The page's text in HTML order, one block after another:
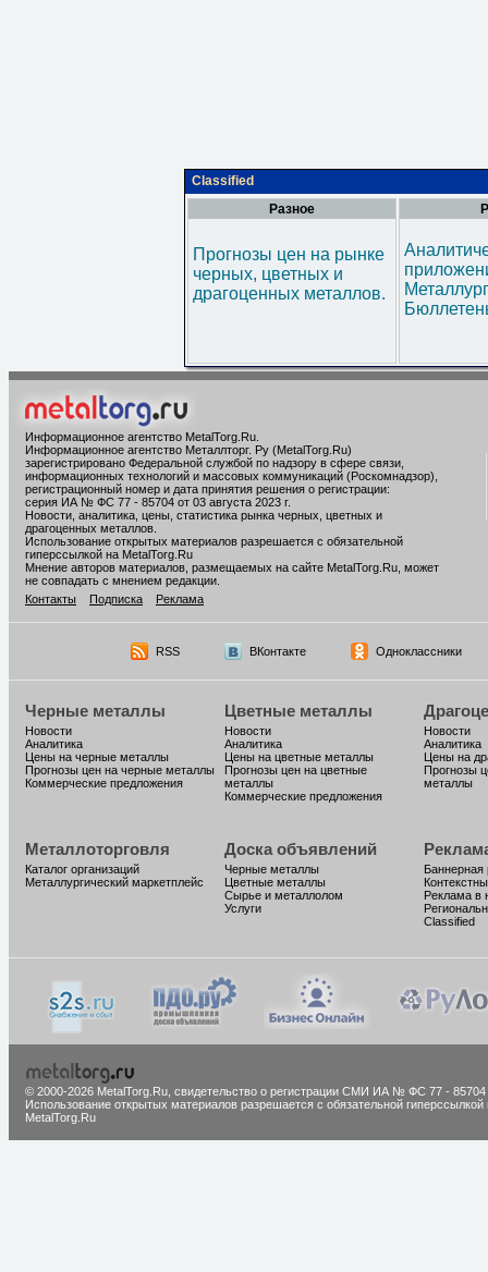
Classified
Разное
Прогнозы цен на рынке
черных, цветных и
драгоценных металлов.
Информационное агентство MetalTorg.Ru
Информационное агентство Металлторг. Ру (MetalTorg.Ru)
зарегистрировано Федеральной службой по надзору в сфере связи,
информационных технологий и массовых коммуникаций (Роскомнадзор),
регистрационный номер и дата принятия решения о регистрации:
серия ИА № ФС 77 - 85704 от 03 августа 2023 г.
Новости, аналитика, цены, статистика рынка черных, цветных и
драгоценных металлов.
Использование открытых материалов разрешается с обязательной
гиперссылкой на MetalTorg.Ru
Мнение авторов материалов, размещаемых на сайте MetalTorg.Ru, может
не совпадать с мнением редакции.
Контакты
Подписка Реклама
RSS ВКонтакте Одноклассники
Черные металлы
Новости
Аналитика
Цены на черные металлы
Прогнозы цен на черные металлы
Коммерческие предложения
Цветные металлы
Новости
Аналитика
Цены на цветные металлы
Прогнозы цен на цветные
металлы
Коммерческие предложения
Новости
Аналитика
Цены на
Прогнозы
металлы
Металлоторговля
Каталог организаций
Металлургический маркетплейс
Доска объявлений
Черные металлы
Цветные металлы
Сырье и металлолом
Услуги
Баннерная
Реклама в
Classified
© 2000-2026 MetalTorg.Ru, cвидетельство о регистрации СМИ ИА № ФС 77 - 85704
Использование открытых материалов разрешается с обязательной гиперссылкой
MetalTorg.Ru